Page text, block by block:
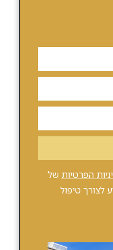
הפרטיות של
לצורך טיפול